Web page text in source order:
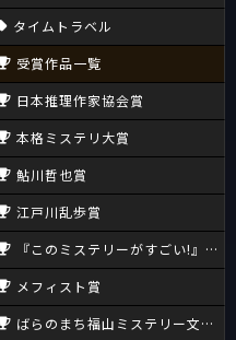
タイムトラベル
受賞作品一覧
日本推理作家協会賞
本格ミステリ大賞
鮎川哲也賞
江戸川乱歩賞
『このミステリーがすごい!』大賞
メフィスト賞
ばらのまち福山ミステリー文学新